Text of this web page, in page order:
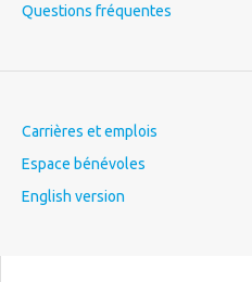
Questions fréquentes
Carrières et emplois
Espace bénévoles
English version